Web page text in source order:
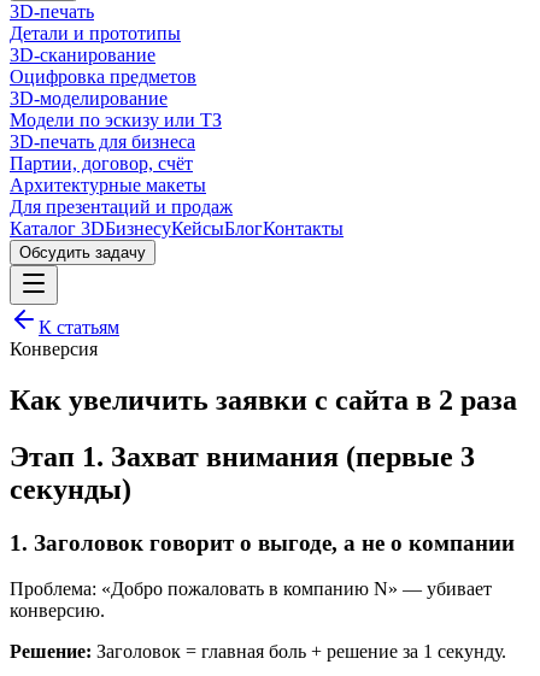
3D-печать
Детали и прототипы
3D-сканирование
Оцифровка предметов
3D-моделирование
Модели по эскизу или ТЗ
3D-печать для бизнеса
Партии, договор, счёт
Архитектурные макеты
Для презентаций и продаж
Каталог 3DБизнесуКейсыБлогКонтакты
Обсудить задачу
К статьям
Конверсия
Как увеличить заявки с сайта в 2 раза
Этап 1. Захват внимания (первые 3
секунды)
1. Заголовок говорит о выгоде, а не о компании
Проблема: «Добро пожаловать в компанию N» — убивает
конверсию.
Решение: Заголовок = главная боль + решение за 1 секунду.